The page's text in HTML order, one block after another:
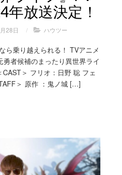
年放送決定！
28日 / ハウツー
ら乗り越えられる！ TVアニメ
勇者候補のまったり異世界ライ
＞ フリオ：日野 聡 フェ
＞ 原作 ：鬼ノ城 […]